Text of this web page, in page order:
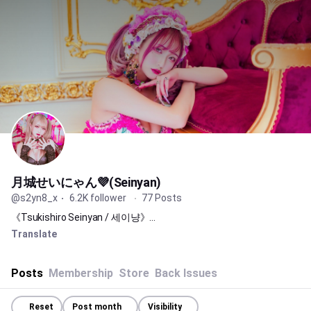
月城せいにゃん💜(Seinyan)
@s2yn8_x 6.2K follower 77 Posts
《Tsukishiro Seinyan / 세이냥》
Japanese🇯🇵 flexible Gal💖
たくさんの笑顔と幸せをお届けしたいです♡
X@s2yn8
Translate
Posts Membership Store Back Issues
Reset Post month Visibility